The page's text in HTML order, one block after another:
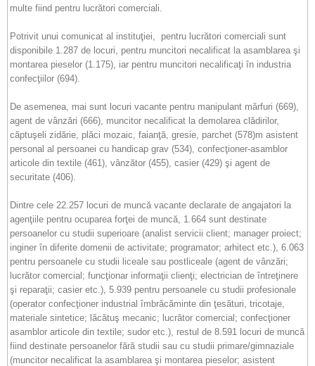
multe fiind pentru lucrători comerciali.
Potrivit unui comunicat al instituţiei, pentru lucrători comerciali sunt
disponibile 1.287 de locuri, pentru muncitori necalificat la asamblarea şi
montarea pieselor (1.175), iar pentru muncitori necalificaţi în industria
confecţiilor (694).
De asemenea, mai sunt locuri vacante pentru manipulant mărfuri (669),
agent de vânzări (666), muncitor necalificat la demolarea clădirilor,
căptuşeli zidărie, plăci mozaic, faianţă, gresie, parchet (578)m asistent
personal al persoanei cu handicap grav (534), confecţioner-asamblor
articole din textile (461), vânzător (455), casier (429) şi agent de
securitate (406).
Dintre cele 22.257 locuri de muncă vacante declarate de angajatori la
agenţiile pentru ocuparea forţei de muncă, 1.664 sunt destinate
persoanelor cu studii superioare (analist servicii client; manager proiect;
inginer în diferite domenii de activitate; programator; arhitect etc.), 6.063
pentru persoanele cu studii liceale sau postliceale (agent de vânzări;
lucrător comercial; funcţionar informaţii clienţi; electrician de întreţinere
şi reparaţii; casier etc.), 5.939 pentru persoanele cu studii profesionale
(operator confecţioner industrial îmbrăcăminte din ţesături, tricotaje,
materiale sintetice; lăcătuş mecanic; lucrător comercial; confecţioner
asamblor articole din textile; sudor etc.), restul de 8.591 locuri de muncă
fiind destinate persoanelor fără studii sau cu studii primare/gimnaziale
(muncitor necalificat la asamblarea şi montarea pieselor; asistent